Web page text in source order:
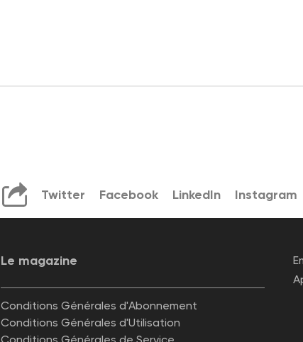
Twitter Facebook LinkedIn Instagram
Le magazine
Conditions Générales d'Abonnement
Conditions Générales d'Utilisation